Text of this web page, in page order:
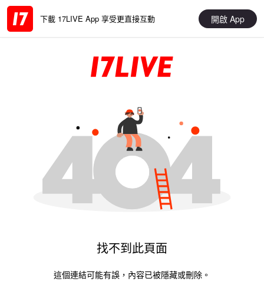
下載 17LIVE App 享受更直接互動 開啟 App
找不到此頁面
這個連結可能有誤，內容已被隱藏或刪除。